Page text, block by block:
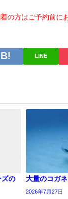
の方はご予約前に
LINE
ズの
大量のコガ
2026年7月27日